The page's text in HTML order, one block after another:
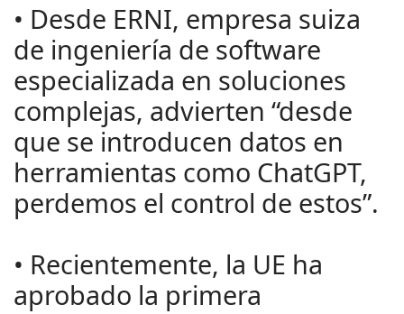
• Desde ERNI, empresa suiza
de ingeniería de software
especializada en soluciones
complejas, advierten “desde
que se introducen datos en
herramientas como ChatGPT,
perdemos el control de estos”.
• Recientemente, la UE ha
aprobado la primera